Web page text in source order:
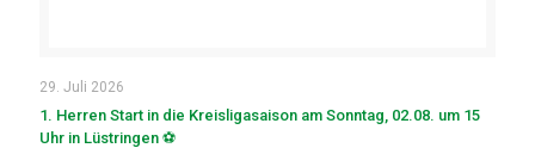
29. Juli 2026
1. Herren Start in die Kreisligasaison am Sonntag, 02.08. um 15
Uhr in Lüstringen ⚽